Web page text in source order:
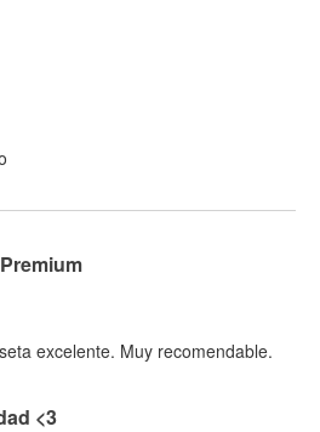
excelente. Muy recomendable.
<3